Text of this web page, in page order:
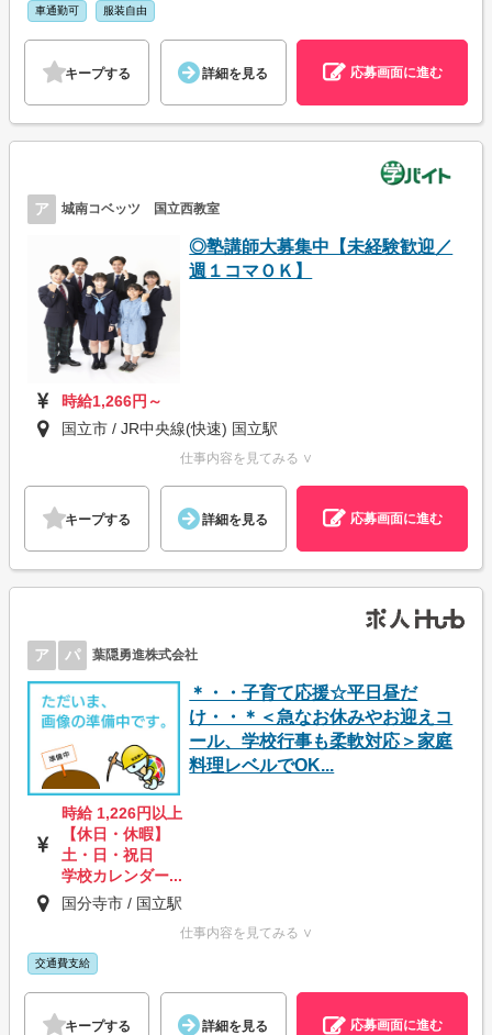
車通勤可 服装自由
キープする 詳細を見る 応募画面に進む
ア 城南コベッツ 国立西教室
◎塾講師大募集中【未経験歓迎／
週１コマＯＫ】
時給1,266円～
国立市 / JR中央線(快速) 国立駅
仕事内容を見てみる ∨
キープする 詳細を見る 応募画面に進む
ア パ 葉隠勇進株式会社
＊・・子育て応援☆平日昼だ
け・・＊＜急なお休みやお迎えコ
ール、学校行事も柔軟対応＞家庭
料理レベルでOK...
時給 1,226円以上
【休日・休暇】
土・日・祝日
学校カレンダー...
国分寺市 / 国立駅
仕事内容を見てみる ∨
交通費支給
キープする 詳細を見る 応募画面に進む